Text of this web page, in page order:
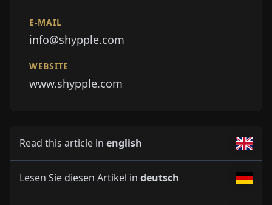
E-MAIL
info@shypple.com
WEBSITE
www.shypple.com
Read this article in english
Lesen Sie diesen Artikel in deutsch